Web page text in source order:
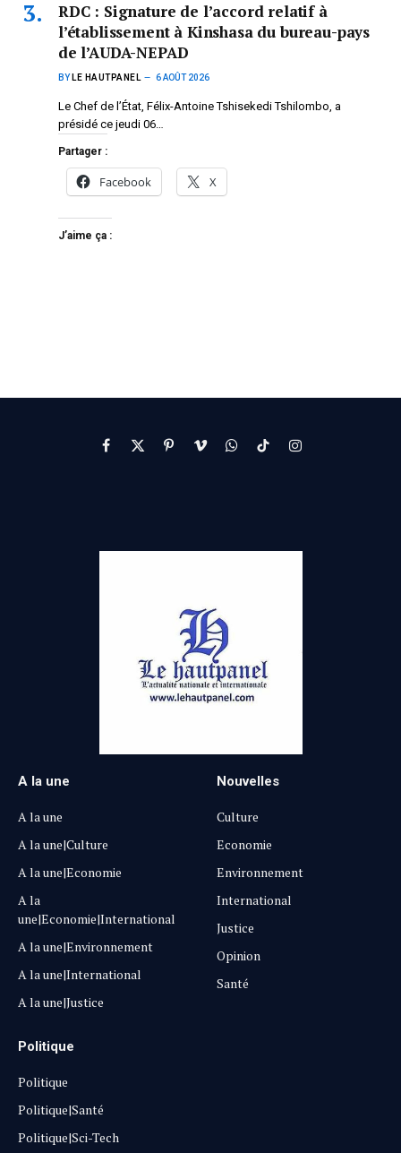
RDC : Signature de l’accord relatif à
l’établissement à Kinshasa du bureau-pays
de l’AUDA-NEPAD
BY LE HAUTPANEL 6 AOÛT 2026
Le Chef de l’État, Félix-Antoine Tshisekedi Tshilombo, a
présidé ce jeudi 06…
Partager :
Facebook X
J’aime ça :
Facebook
X
PinterestVimeoWhatsApp
TikTokInstagram
A la une
A la une
A la une|Culture
A la une|Economie
A la
une|Economie|International
A la une|Environnement
A la une|International
A la une|Justice
Nouvelles
Culture
Economie
Environnement
International
Justice
Opinion
Santé
Politique
Politique
Politique|Santé
Politique|Sci-Tech